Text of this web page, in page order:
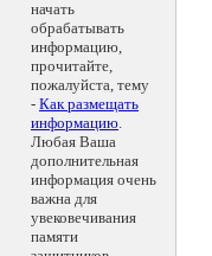
начать
обрабатывать
информацию,
прочитайте,
пожалуйста, тему
- Как размещать
информацию.
Любая Ваша
дополнительная
информация очень
важна для
увековечивания
памяти